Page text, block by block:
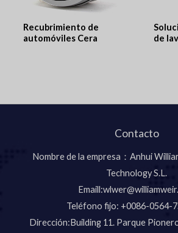
Recubrimiento de
automóviles Cera
de
Contacto
Nombre de la empresa：Anhui
Technology S.L.
Teléfono fijo: +0086-0564-
Dirección:Building 11. Parque